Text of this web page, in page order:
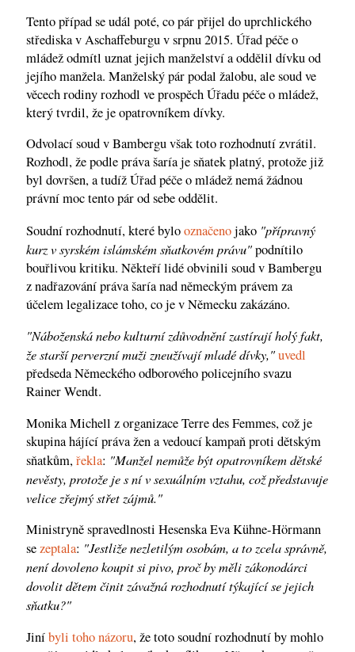
Tento případ se udál poté, co pár přijel do uprchlického
střediska v Aschaffeburgu v srpnu 2015. Úřad péče o
mládež odmítl uznat jejich manželství a oddělil dívku od
jejího manžela. Manželský pár podal žalobu, ale soud ve
věcech rodiny rozhodl ve prospěch Úřadu péče o mládež,
který tvrdil, že je opatrovníkem dívky.
Odvolací soud v Bambergu však toto rozhodnutí zvrátil.
Rozhodl, že podle práva šaría je sňatek platný, protože již
byl dovršen, a tudíž Úřad péče o mládež nemá žádnou
právní moc tento pár od sebe oddělit.
Soudní rozhodnutí, které bylooznačenojako "přípravný
kurz v syrském islámském sňatkovém právu"podnítilo
bouřlivou kritiku. Někteří lidé obvinili soud v Bambergu
z nadřazování práva šaría nad německým právem za
účelem legalizace toho, co je v Německu zakázáno.
"Náboženská nebo kulturní zdůvodnění zastírají holý fakt,
že starší perverzní muži zneužívají mladé dívky,"uvedl
předseda Německého odborového policejního svazu
Rainer Wendt.
Monika Michell z organizace Terre des Femmes, což je
skupina hájící práva žen a vedoucí kampaň proti dětským
sňatkům,řekla: "Manžel nemůže být opatrovníkem dětské
nevěsty, protože je s ní v sexuálním vztahu, což představuje
velice zřejmý střet zájmů."
Ministryně spravedlnosti Hesenska Eva Kühne-Hörmann
sezeptala: "Jestliže nezletilým osobám, a to zcela správně,
není dovoleno koupit si pivo, proč by měli zákonodárci
dovolit dětem činit závažná rozhodnutí týkající se jejich
sňatku?"
Jiníbyli toho názoru, že toto soudní rozhodnutí by mohlo